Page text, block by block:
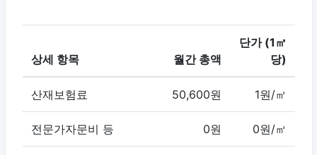
상세 항목 월간 총액
단가 (1㎡
당)
산재보험료 50,600원 1원/㎡
전문가자문비 등 0원 0원/㎡